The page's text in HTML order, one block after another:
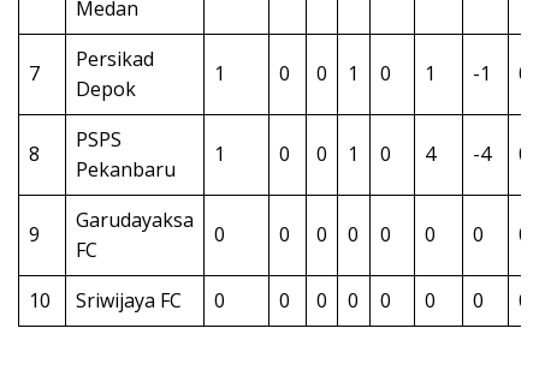
Medan
7
Persikad
Depok
1 0 0 1 0 1 -1 0
8
PSPS
Pekanbaru
1 0 0 1 0 4 -4 0
9
Garudayaksa
FC
0 0 0 0 0 0 0 0
10 Sriwijaya FC 0 0 0 0 0 0 0 0